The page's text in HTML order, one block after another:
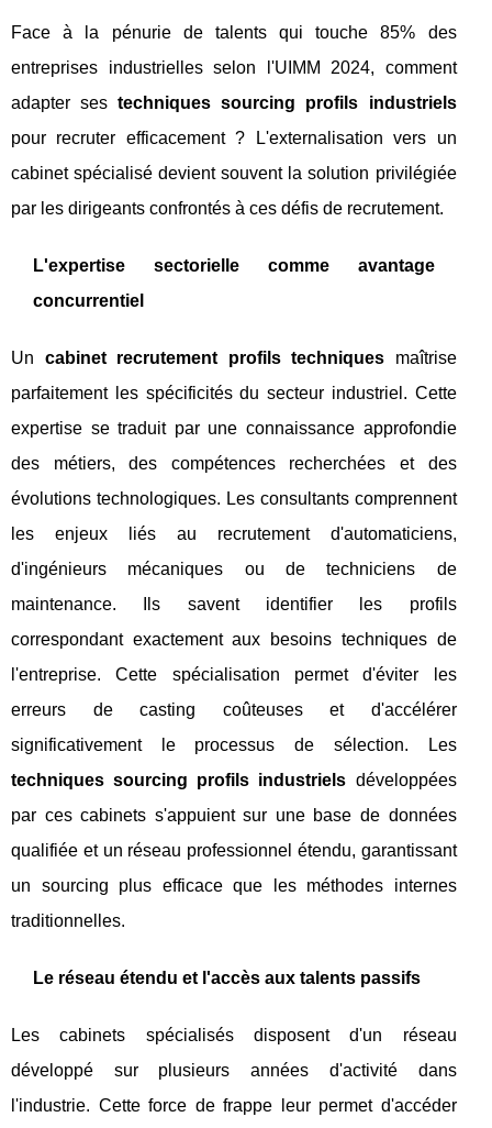
Face à la pénurie de talents qui touche 85% des
entreprises industrielles selon l'UIMM 2024, comment
adapter sestechniques sourcing profils industriels
pour recruter efficacement ? L'externalisation vers un
cabinet spécialisé devient souvent la solution privilégiée
par les dirigeants confrontés à ces défis de recrutement.
L'expertise sectorielle comme avantage
concurrentiel
Un cabinet recrutement profils techniques maîtrise
parfaitement les spécificités du secteur industriel. Cette
expertise se traduit par une connaissance approfondie
des métiers, des compétences recherchées et des
évolutions technologiques. Les consultants comprennent
les enjeux liés au recrutement d'automaticiens,
d'ingénieurs mécaniques ou de techniciens de
maintenance. Ils savent identifier les profils
correspondant exactement aux besoins techniques de
l'entreprise. Cette spécialisation permet d'éviter les
erreurs de casting coûteuses et d'accélérer
significativement le processus de sélection. Les
techniques sourcing profils industriels développées
par ces cabinets s'appuient sur une base de données
qualifiée et un réseau professionnel étendu, garantissant
un sourcing plus efficace que les méthodes internes
traditionnelles.
Le réseau étendu et l'accès aux talents passifs
Les cabinets spécialisés disposent d'un réseau
développé sur plusieurs années d'activité dans
l'industrie. Cette force de frappe leur permet d'accéder